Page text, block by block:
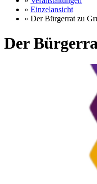
» Einzelansicht
» Der Bürgerrat zu
Der